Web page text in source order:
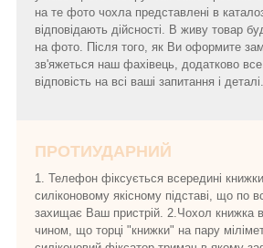
на те фото чохла представлені в
відповідають дійсності. В живу товар
на фото. Після того, як Ви оформите
зв'яжеться наш фахівець, додатково все
відповість на всі ваші запитання і деталі.
ПРОТИУДАРНИЙ
1. Телефон фіксується всередині
силіконовому якісному підставі, що по
захищає Ваш пристрій. 2.Чохол книжка
чином, що торці "книжки" на пару